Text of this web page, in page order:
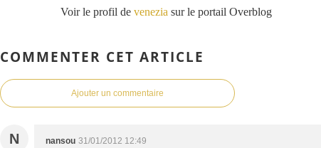
Voir le profil de venezia sur le portail Overblog
COMMENTER CET ARTICLE
Ajouter un commentaire
N nansou 31/01/2012 12:49